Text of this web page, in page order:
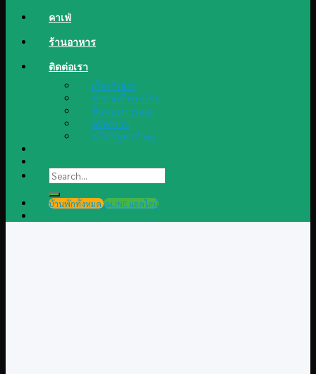
คาเฟ่
ร้านอาหาร
ติดต่อเรา
เกี่ยวกับเรา
คำถามที่พบบ่อย
ขั้นตอนการจอง
สมัครงาน
แจ้งปัญหาต่างๆ
Search
for:
บ้านพักทั้งหมด @LINE แอดไลน์